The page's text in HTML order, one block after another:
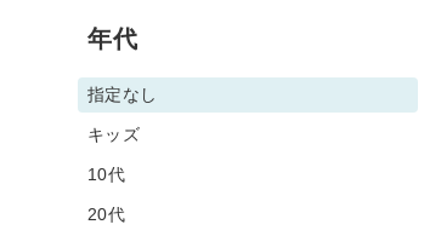
年代
指定なし
キッズ
10代
20代